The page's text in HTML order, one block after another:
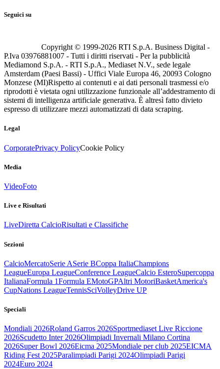
Seguici su
Copyright © 1999-2026 RTI S.p.A. Business Digital -
P.Iva 03976881007 - Tutti i diritti riservati - Per la pubblicità
Mediamond S.p.A. - RTI S.p.A., Mediaset N.V., sede legale
Amsterdam (Paesi Bassi) - Uffici Viale Europa 46, 20093 Cologno
Monzese (MI)Rispetto ai contenuti e ai dati personali trasmessi e/o
riprodotti è vietata ogni utilizzazione funzionale all’addestramento di
sistemi di intelligenza artificiale generativa. È altresì fatto divieto
espresso di utilizzare mezzi automatizzati di data scraping.
Legal
CorporatePrivacy PolicyCookie Policy
Media
VideoFoto
Live e Risultati
LiveDiretta CalcioRisultati e Classifiche
Sezioni
CalcioMercatoSerie ASerie BCoppa ItaliaChampions
LeagueEuropa LeagueConference LeagueCalcio EsteroSupercoppa
ItalianaFormula 1Formula EMotoGPAltri MotoriBasketAmerica's
CupNations LeagueTennisSciVolleyDrive UP
Speciali
Mondiali 2026Roland Garros 2026Sportmediaset Live Riccione
2026Scudetto Inter 2026Olimpiadi Invernali Milano Cortina
2026Super Bowl 2026Eicma 2025Mondiale per club 2025EICMA
Riding Fest 2025Paralimpiadi Parigi 2024Olimpiadi Parigi
2024Euro 2024